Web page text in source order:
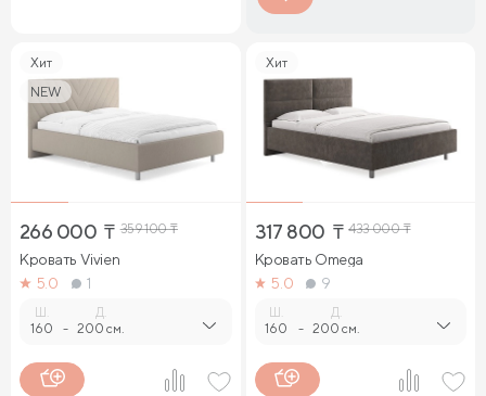
Хит
NEW
266 000 ₸ 359 100₸
Кровать Vivien
5.0
1
160 -
Д.
200 см.
Хит
317 800 ₸ 433 000₸
Кровать Omega
5.0
9
160 -
Д.
200 см.